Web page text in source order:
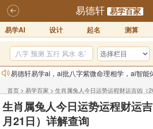
易德轩 易学百家
易学AI 设计 起名 测算
易德轩易学ai，ai批八字紫微命理相学，ai智能
体验！！
2025-07-01
易德轩网重构及升能完成，欢迎大家来体验新
2025-07-01
首页 > 易学百家 > 生肖属兔人今日运势运程财运吉凶（
6月21日）详解查询
生肖属兔人今日运势运程财运
月21日）详解查询